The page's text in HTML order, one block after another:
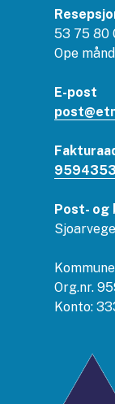
53 75 80
Ope
E-post
Post- og
Org.nr.
Konto: